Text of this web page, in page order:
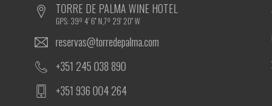
TORRE DE PALMA WINE HOTEL
GPS: 39º 4' 6'' N,7º 29' 20'' W
reservas@torredepalma.com
+351 245 038 890
+351 936 004 264